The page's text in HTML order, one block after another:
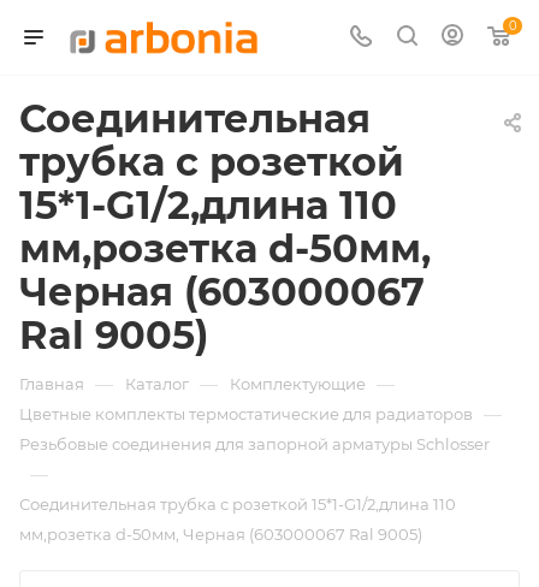
0
Соединительная
трубка с розеткой
15*1-G1/2,длина 110
мм,розетка d-50мм,
Черная (603000067
Ral 9005)
Главная — Каталог — Комплектующие —
Цветные комплекты термостатические для радиаторов —
Резьбовые соединения для запорной арматуры Schlosser
—
Соединительная трубка с розеткой 15*1-G1/2,длина 110
мм,розетка d-50мм, Черная (603000067 Ral 9005)